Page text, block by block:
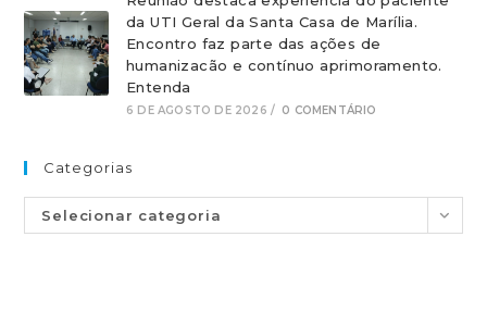
da UTI Geral da Santa Casa de Marília.
Encontro faz parte das ações de
humanizacão e contínuo aprimoramento.
Entenda
6 DE AGOSTO DE 2026 / 0 COMENTÁRIO
Categorias
Selecionar categoria